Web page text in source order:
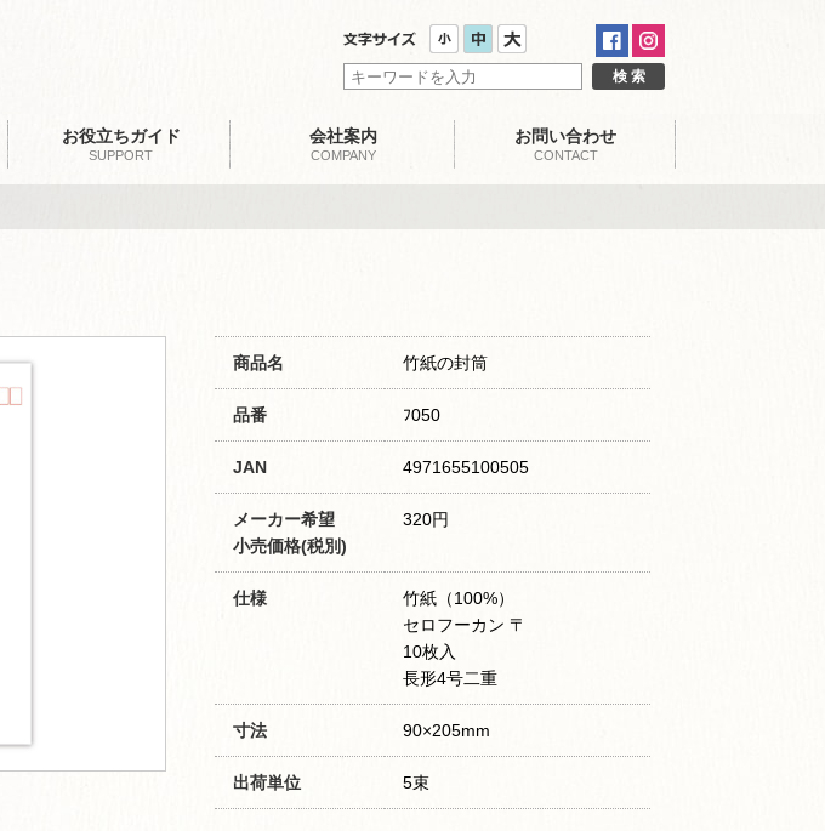
お役立ちガイド
SUPPORT
会社案内
COMPANY
お問い合わせ
CONTACT
商品名 竹紙の封筒
品番 ﾌ050
JAN 4971655100505
メーカー希望
小売価格(税別)
320円
仕様
竹紙（100%）
セロフーカン 〒
10枚入
長形4号二重
寸法 90×205mm
出荷単位 5束